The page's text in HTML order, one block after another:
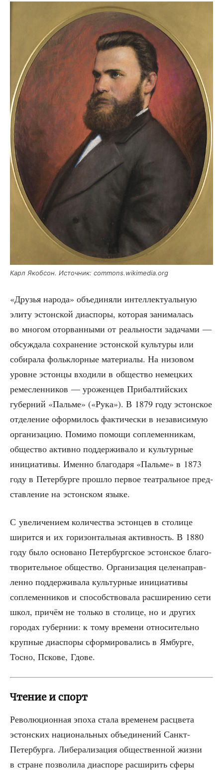
Карл Якоб­сон. Источ­ник: commons.wikimedia.org
«Дру­зья наро­да» объ­еди­ня­ли интел­лек­ту­аль­ную
эли­ту эстон­ской диас­по­ры, кото­рая зани­ма­лась
во мно­гом ото­рван­ны­ми от реаль­но­сти зада­ча­ми —
обсуж­да­ла сохра­не­ние эстон­ской куль­ту­ры или
соби­ра­ла фольк­лор­ные мате­ри­а­лы. На низо­вом
уровне эстон­цы вхо­ди­ли в обще­ство немец­ких
ремес­лен­ни­ков — уро­жен­цев При­бал­тий­ских
губер­ний «Паль­ме» («Рука»). В 1879 году эстон­ское
отде­ле­ние офор­ми­лось фак­ти­че­ски в неза­ви­си­мую
орга­ни­за­цию. Поми­мо помо­щи сопле­мен­ни­кам,
обще­ство актив­но под­дер­жи­ва­ло и куль­тур­ные
ини­ци­а­ти­вы. Имен­но бла­го­да­ря «Паль­ме» в 1873
году в Петер­бур­ге про­шло пер­вое теат­раль­ное пред­
став­ле­ние на эстон­ском языке.
С уве­ли­че­ни­ем коли­че­ства эстон­цев в сто­ли­це
ширит­ся и их гори­зон­таль­ная актив­ность. В 1880
году было осно­ва­но Петер­бург­ское эстон­ское бла­го­
тво­ри­тель­ное обще­ство. Орга­ни­за­ция целе­на­прав­
лен­но под­дер­жи­ва­ла куль­тур­ные ини­ци­а­ти­вы
сопле­мен­ни­ков и спо­соб­ство­ва­ла рас­ши­ре­нию сети
школ, при­чём не толь­ко в сто­ли­це, но и дру­гих
горо­дах губер­нии: к тому вре­ме­ни отно­си­тель­но
круп­ные диас­по­ры сфор­ми­ро­ва­лись в Ямбур­ге,
Тосно, Пско­ве, Гдове.
Чтение и спорт
Рево­лю­ци­он­ная эпо­ха ста­ла вре­ме­нем рас­цве­та
эстон­ских наци­о­наль­ных объ­еди­не­ний Санкт-
Петер­бур­га. Либе­ра­ли­за­ция обще­ствен­ной жиз­ни
в стране поз­во­ли­ла диас­по­ре рас­ши­рить сфе­ры